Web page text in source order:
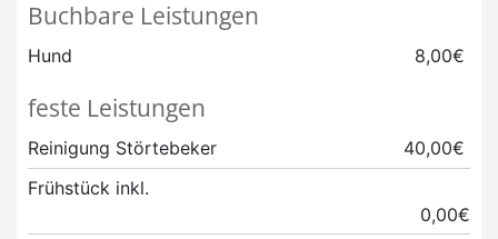
Buchbare Leistungen
Hund 8,00€
feste Leistungen
Reinigung Störtebeker
40,00€
Frühstück inkl.
0,00€